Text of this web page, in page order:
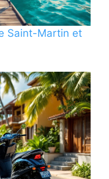
Saint-Martin et